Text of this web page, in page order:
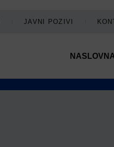
JAVNI POZIVI